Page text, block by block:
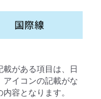
載がある項目は、日
イコンの記載がな
容となります。